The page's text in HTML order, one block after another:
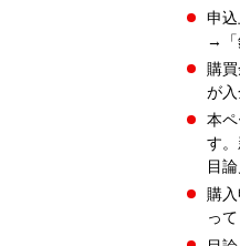
申
→「
購
が
本
す
目
購
って